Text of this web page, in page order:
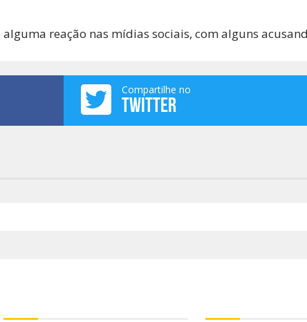
reação nas mídias sociais, com alguns
Compartilhe no
TWITTER